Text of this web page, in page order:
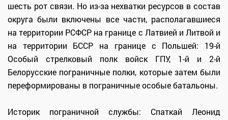
шесть рот связи. Но из-за нехватки ресурсов в состав
округа были включены все части, располагавшиеся
на территории РСФСР на границе с Латвией и Литвой и
на территории БССР на границе с Польшей: 19-й
Особый стрелковый полк войск ГПУ, 1-й и 2-й
Белорусские пограничные полки, которые затем были
переформированы в пограничные особые батальоны.
Историк пограничной службы: Спаткай Леонид